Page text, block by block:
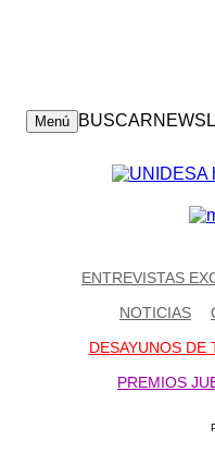
Menú BUSCAR
ENTREVISTAS
NOTICIAS
DESAYUNOS DE
PREMIOS